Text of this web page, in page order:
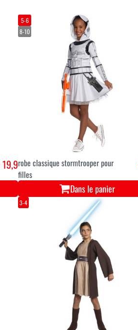
5-6
8-10
robe classique stormtrooper pour
filles
Dans le panier
3-4